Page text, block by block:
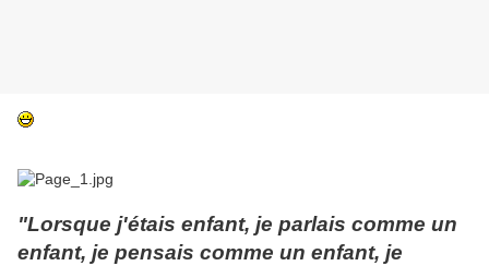
"Lorsque j'étais enfant, je parlais comme un
enfant, je pensais comme un enfant, je